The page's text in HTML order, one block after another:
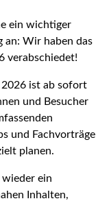
ein wichtiger
an: Wir haben das
verabschiedet!
2026 ist ab sofort
und Besucher
und Fachvorträge
planen.
ein
Inhalten,